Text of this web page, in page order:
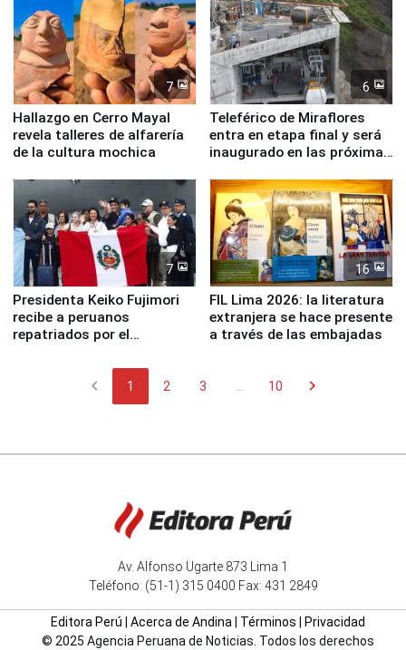
7
Hallazgo en Cerro Mayal
revela talleres de alfarería
de la cultura mochica
6
Teleférico de Miraflores
entra en etapa final y será
inaugurado en las próximas
7
Presidenta Keiko Fujimori
recibe a peruanos
repatriados por el
16
FIL Lima 2026: la literatura
extranjera se hace presente
a través de las embajadas
chevron_left 1 2 3 10 chevron_right
Av. Alfonso Ugarte 873 Lima 1
Teléfono: (51-1) 315 0400 Fax: 431 2849
Editora Perú Acerca de Andina| Términos
Privacidad
© 2025 Agencia Peruana de Noticias. Todos los derechos